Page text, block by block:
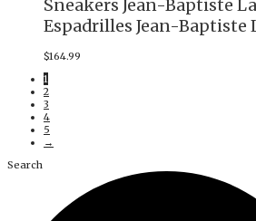
Sneakers Jean-Baptiste
Espadrilles Jean-Baptiste
$164.99
1
2
3
4
5
→
Search